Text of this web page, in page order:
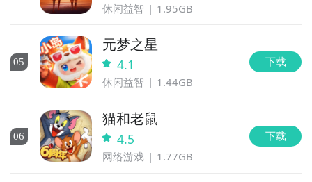
休闲益智 1.95GB
05
元梦之星
4.1
休闲益智 1.44GB
下载
06
猫和老鼠
4.5
网络游戏 1.77GB
下载